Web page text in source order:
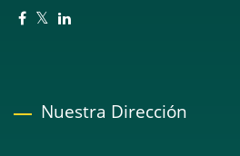
Nuestra Dirección